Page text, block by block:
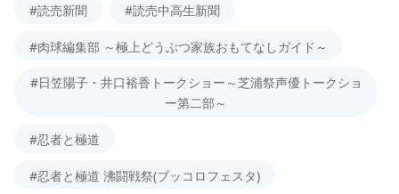
#読売新聞 #読売中高生新聞
#肉球編集部 ～極上どうぶつ家族おもてなしガイド～
#日笠陽子・井口裕香トークショー～芝浦祭声優トークショ
ー第二部～
#忍者と極道
#忍者と極道 沸闘戦祭(ブッコロフェスタ)